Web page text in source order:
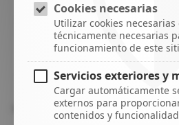
NEOPRENOS HOMBRES
Cookies necesarias
Utilizar cookies necesarias
técnicamente necesarias
funcionamiento de este
Servicios exteriores y
Cargar automáticamente
externos para
contenidos y